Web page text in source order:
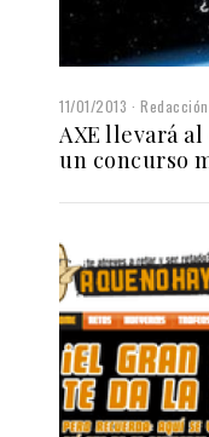
11/01/2013 Redacción
AXE llevará al
un concurso